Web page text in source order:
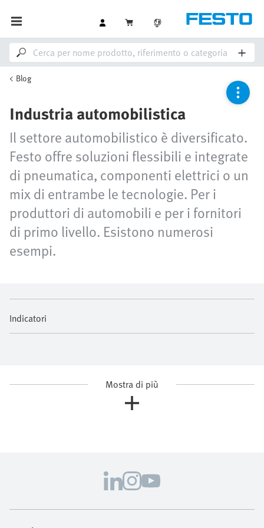
Blog
Industria automobilistica
Il settore automobilistico è diversificato.
Festo offre soluzioni flessibili e integrate
di pneumatica, componenti elettrici o un
mix di entrambe le tecnologie. Per i
produttori di automobili e per i fornitori
di primo livello. Esistono numerosi
esempi.
Indicatori
Mostra di più